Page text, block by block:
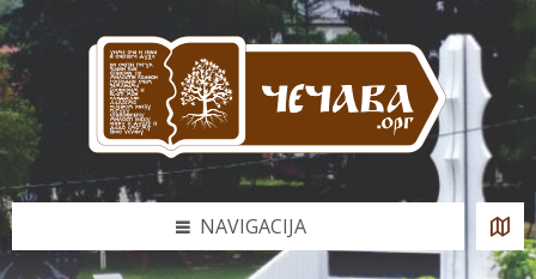
Skip
to
content
Skip
to
left
sidebar
Skip
to
footer
NAVIGACIJA